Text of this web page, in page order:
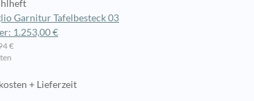
Garnitur Tafelbesteck 03
1.253,00 €
€
+ Lieferzeit